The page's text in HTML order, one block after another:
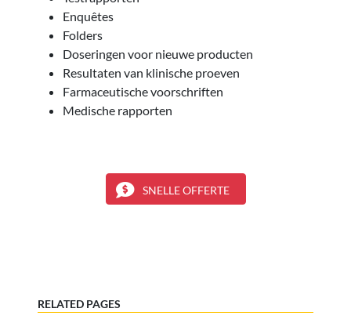
Enquêtes
Folders
Doseringen voor nieuwe producten
Resultaten van klinische proeven
Farmaceutische voorschriften
Medische rapporten
SNELLE OFFERTE
RELATED PAGES